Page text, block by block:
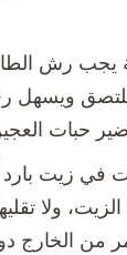
يجب رش
تلتصق ويسهل
حبات
في زيت
ولا
من الخارج